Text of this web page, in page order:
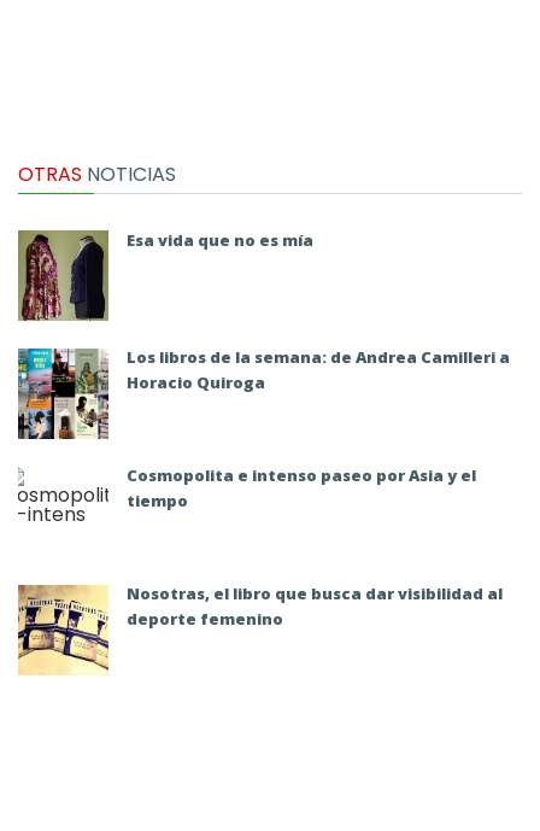
OTRAS NOTICIAS
Esa vida que no es mía
Los libros de la semana: de Andrea Camilleri a
Horacio Quiroga
Cosmopolita e intenso paseo por Asia y el
tiempo
Nosotras, el libro que busca dar visibilidad al
deporte femenino